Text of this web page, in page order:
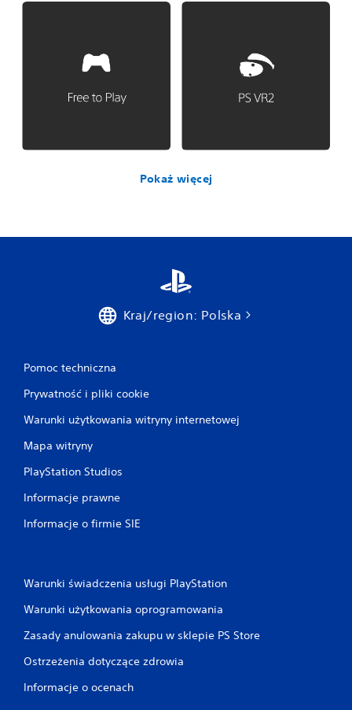
Pokaż więcej
Kraj/region: Polska
Pomoc techniczna
Prywatność i pliki cookie
Warunki użytkowania witryny internetowej
Mapa witryny
PlayStation Studios
Informacje prawne
Informacje o firmie SIE
Warunki świadczenia usługi PlayStation
Warunki użytkowania oprogramowania
Zasady anulowania zakupu w sklepie PS Store
Ostrzeżenia dotyczące zdrowia
Informacje o ocenach